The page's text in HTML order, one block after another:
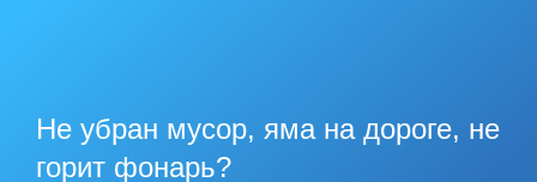
Не убран мусор, яма на дороге, не
горит фонарь?